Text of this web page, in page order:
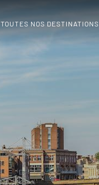
TOUTES NOS DESTINATIONS